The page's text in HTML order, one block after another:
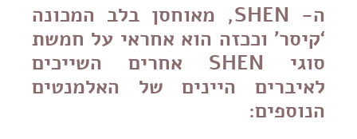
ה- SHEN, מאוחסן בלב המכונה
‘קיסר’ וככזה הוא אחראי על חמשת
סוגי SHEN אחרים השייכים
לאיברים היינים של האלמנטים
הנוספים: